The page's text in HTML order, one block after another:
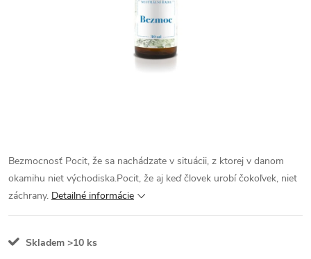
Bezmocnosť Pocit, že sa nachádzate v situácii, z ktorej v danom
okamihu niet východiska.Pocit, že aj keď človek urobí čokoľvek, niet
záchrany. Detailné informácie
Skladem >10 ks